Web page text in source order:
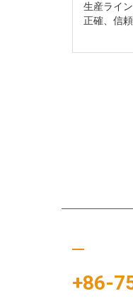
生産ライ
正確、信
+86-